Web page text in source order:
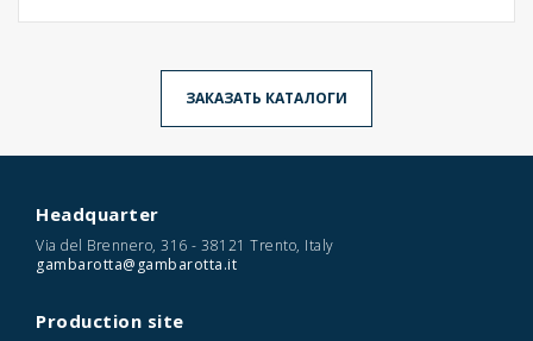
ЗАКАЗАТЬ КАТАЛОГИ
Headquarter
Via del Brennero, 316 - 38121 Trento, Italy
gambarotta@gambarotta.it
Production site